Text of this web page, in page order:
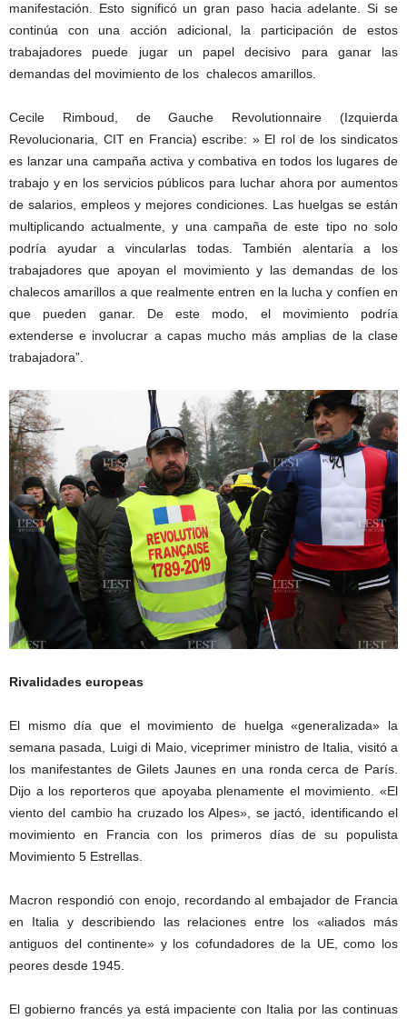
manifestación. Esto significó un gran paso hacia adelante. Si se
continúa con una acción adicional, la participación de estos
trabajadores puede jugar un papel decisivo para ganar las
demandas del movimiento de los chalecos amarillos.
Cecile Rimboud, de Gauche Revolutionnaire (Izquierda
Revolucionaria, CIT en Francia) escribe: » El rol de los sindicatos
es lanzar una campaña activa y combativa en todos los lugares de
trabajo y en los servicios públicos para luchar ahora por aumentos
de salarios, empleos y mejores condiciones. Las huelgas se están
multiplicando actualmente, y una campaña de este tipo no solo
podría ayudar a vincularlas todas. También alentaría a los
trabajadores que apoyan el movimiento y las demandas de los
chalecos amarillos a que realmente entren en la lucha y confíen en
que pueden ganar. De este modo, el movimiento podría
extenderse e involucrar a capas mucho más amplias de la clase
trabajadora”.
Rivalidades europeas
El mismo día que el movimiento de huelga «generalizada» la
semana pasada, Luigi di Maio, viceprimer ministro de Italia, visitó a
los manifestantes de Gilets Jaunes en una ronda cerca de París.
Dijo a los reporteros que apoyaba plenamente el movimiento. «El
viento del cambio ha cruzado los Alpes», se jactó, identificando el
movimiento en Francia con los primeros días de su populista
Movimiento 5 Estrellas.
Macron respondió con enojo, recordando al embajador de Francia
en Italia y describiendo las relaciones entre los «aliados más
antiguos del continente» y los cofundadores de la UE, como los
peores desde 1945.
El gobierno francés ya está impaciente con Italia por las continuas